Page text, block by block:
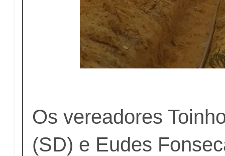
Os vereadores
(SD) e Eudes